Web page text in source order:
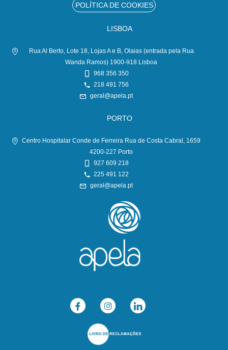
POLÍTICA DE COOKIES
LISBOA
Rua Al Berto, Lote 18, Lojas A e B, Olaias (entrada pela Rua
Wanda Ramos) 1900-918 Lisboa
968 356 350
218 491 756
geral@apela.pt
PORTO
Centro Hospitalar Conde de Ferreira Rua de Costa Cabral, 1659
4200-227 Porto
927 609 218
225 491 122
geral@apela.pt